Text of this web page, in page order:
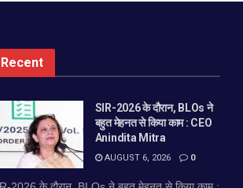
Recent
SIR-2026 के दौरान, BLOs ने
बहुत मेहनत से किया काम : CEO
Anindita Mitra
AUGUST 6, 2026 0